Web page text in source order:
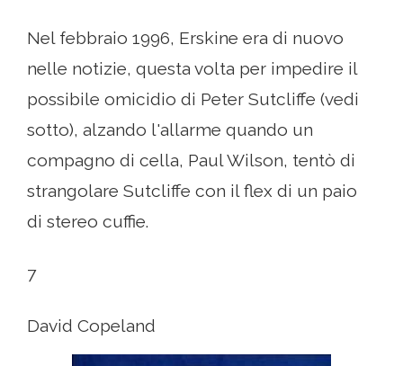
Nel febbraio 1996, Erskine era di nuovo
nelle notizie, questa volta per impedire il
possibile omicidio di Peter Sutcliffe (vedi
sotto), alzando l'allarme quando un
compagno di cella, Paul Wilson, tentò di
strangolare Sutcliffe con il flex di un paio
di stereo cuffie.
7
David Copeland